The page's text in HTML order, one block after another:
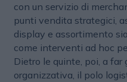
con un servizio di
punti vendita strategici,
display e assortimento
come interventi ad hoc
Dietro le quinte, poi, a far
organizzativa, il polo